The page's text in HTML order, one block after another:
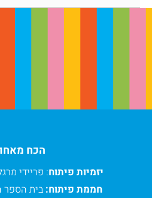
הכח
יזמיות פיתוח: פריידי
חממת פיתוח: בית הספר